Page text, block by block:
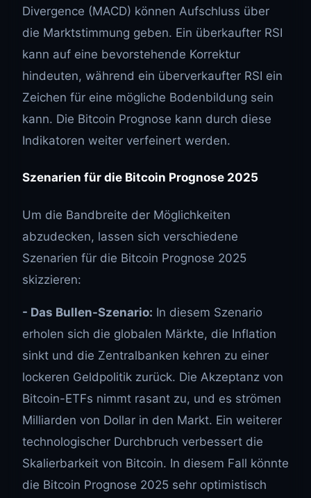
Divergence (MACD) können Aufschluss über
die Marktstimmung geben. Ein überkaufter RSI
kann auf eine bevorstehende Korrektur
hindeuten, während ein überverkaufter RSI ein
Zeichen für eine mögliche Bodenbildung sein
kann. Die Bitcoin Prognose kann durch diese
Indikatoren weiter verfeinert werden.
Szenarien für die Bitcoin Prognose 2025
Um die Bandbreite der Möglichkeiten
abzudecken, lassen sich verschiedene
Szenarien für die Bitcoin Prognose 2025
skizzieren:
- Das Bullen-Szenario: In diesem Szenario
erholen sich die globalen Märkte, die Inflation
sinkt und die Zentralbanken kehren zu einer
lockeren Geldpolitik zurück. Die Akzeptanz von
Bitcoin-ETFs nimmt rasant zu, und es strömen
Milliarden von Dollar in den Markt. Ein weiterer
technologischer Durchbruch verbessert die
Skalierbarkeit von Bitcoin. In diesem Fall könnte
die Bitcoin Prognose 2025 sehr optimistisch